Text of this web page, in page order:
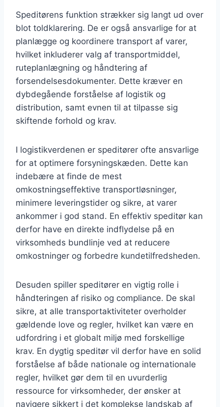
Speditørens funktion strækker sig langt ud over
blot toldklarering. De er også ansvarlige for at
planlægge og koordinere transport af varer,
hvilket inkluderer valg af transportmiddel,
ruteplanlægning og håndtering af
forsendelsesdokumenter. Dette kræver en
dybdegående forståelse af logistik og
distribution, samt evnen til at tilpasse sig
skiftende forhold og krav.
I logistikverdenen er speditører ofte ansvarlige
for at optimere forsyningskæden. Dette kan
indebære at finde de mest
omkostningseffektive transportløsninger,
minimere leveringstider og sikre, at varer
ankommer i god stand. En effektiv speditør kan
derfor have en direkte indflydelse på en
virksomheds bundlinje ved at reducere
omkostninger og forbedre kundetilfredsheden.
Desuden spiller speditører en vigtig rolle i
håndteringen af risiko og compliance. De skal
sikre, at alle transportaktiviteter overholder
gældende love og regler, hvilket kan være en
udfordring i et globalt miljø med forskellige
krav. En dygtig speditør vil derfor have en solid
forståelse af både nationale og internationale
regler, hvilket gør dem til en uvurderlig
ressource for virksomheder, der ønsker at
navigere sikkert i det komplekse landskab af